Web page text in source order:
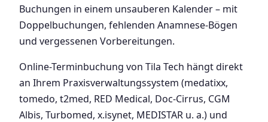
Buchungen in einem unsauberen Kalender – mit
Doppelbuchungen, fehlenden Anamnese-Bögen
und vergessenen Vorbereitungen.
Online-Terminbuchung von Tila Tech hängt direkt
an Ihrem Praxisverwaltungssystem (medatixx,
tomedo, t2med, RED Medical, Doc-Cirrus, CGM
Albis, Turbomed, x.isynet, MEDISTAR u. a.) und